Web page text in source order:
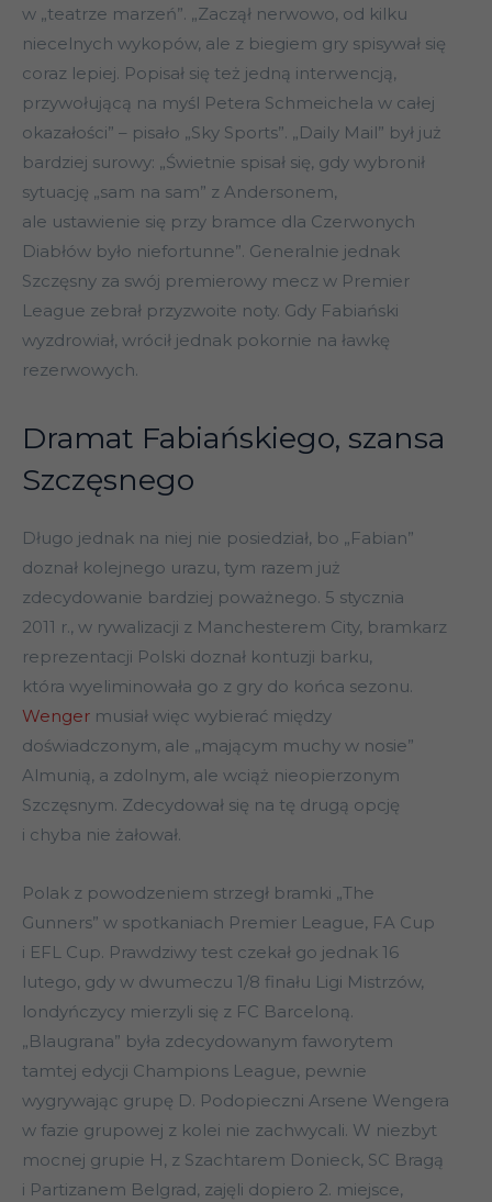
w „teatrze marzeń”. „Zaczął nerwowo, od kilku
niecelnych wykopów, ale z biegiem gry spisywał się
coraz lepiej. Popisał się też jedną interwencją,
przywołującą na myśl Petera Schmeichela w całej
okazałości” – pisało „Sky Sports”. „Daily Mail” był już
bardziej surowy: „Świetnie spisał się, gdy wybronił
sytuację „sam na sam” z Andersonem,
ale ustawienie się przy bramce dla Czerwonych
Diabłów było niefortunne”. Generalnie jednak
Szczęsny za swój premierowy mecz w Premier
League zebrał przyzwoite noty. Gdy Fabiański
wyzdrowiał, wrócił jednak pokornie na ławkę
rezerwowych.
Dramat Fabiańskiego, szansa
Szczęsnego
Długo jednak na niej nie posiedział, bo „Fabian”
doznał kolejnego urazu, tym razem już
zdecydowanie bardziej poważnego. 5 stycznia
2011 r., w rywalizacji z Manchesterem City, bramkarz
reprezentacji Polski doznał kontuzji barku,
która wyeliminowała go z gry do końca sezonu.
Wenger musiał więc wybierać między
doświadczonym, ale „mającym muchy w nosie”
Almunią, a zdolnym, ale wciąż nieopierzonym
Szczęsnym. Zdecydował się na tę drugą opcję
i chyba nie żałował.
Polak z powodzeniem strzegł bramki „The
Gunners” w spotkaniach Premier League, FA Cup
i EFL Cup. Prawdziwy test czekał go jednak 16
lutego, gdy w dwumeczu 1/8 finału Ligi Mistrzów,
londyńczycy mierzyli się z FC Barceloną.
„Blaugrana” była zdecydowanym faworytem
tamtej edycji Champions League, pewnie
wygrywając grupę D. Podopieczni Arsene Wengera
w fazie grupowej z kolei nie zachwycali. W niezbyt
mocnej grupie H, z Szachtarem Donieck, SC Bragą
i Partizanem Belgrad, zajęli dopiero 2. miejsce,